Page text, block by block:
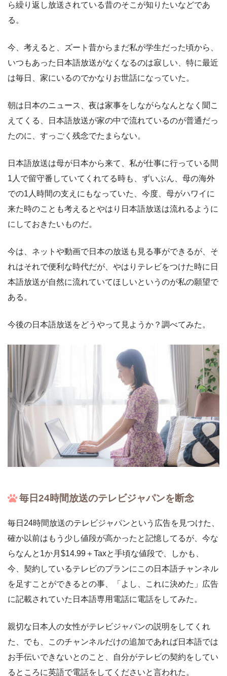
ら繰り返し放送されている昔のそこが知りたいなどであ
る。
今、考えると、ズート昔からまだ私が学生だった頃から、
いつもあった日本語放送がなくなるのは寂しい、特に最近
は毎日、家にいるのでかなりお世話になっていた。
朝は日本のニュース、夜は家事をしながらなんとなく聞こ
えてくる、日本語放送が家の中で流れているのが普通だっ
たのに、すっごく残念でたまらない。
日本語放送は母が日本から来て、私が仕事に行っている間
1人で留守番していてくれてる時も、ずいぶん、母の海外
での1人時間の支えにもなっていた、今度、母がハワイに
来た時のことも考えるとやはり日本語放送は流れるように
にしておきたいものだ。
今は、ネットや動画で日本の放送も見る事ができるが、そ
れはそれで便利な時代だが、やはりテレビをつけた時に日
本語放送が自然に流れていてほしいというのが私の願望で
ある。
今後の日本語放送をどうやって見ようか？調べてみた。
毎日24時間放送のテレビジャパンを断念
毎日24時間放送のテレビジャパンという広告を見つけた、
確か以前はもう少し値段が高かったと記憶してるが、今な
らなんと1か月$14.99＋Taxと手頃な値段で、しかも、
今、契約しているテレビのプランにこの日本語チャンネル
を足すことができるとの事、「よし、これに決めた」広告
に記載されていた日本語専用電話に電話をしてみた。
親切な日本人の女性がテレビジャパンの説明をしてくれ
た、でも、このチャンネルだけの追加であれば日本語では
お手伝いできないとのこと、自分がテレビの契約をしてい
るところに英語で電話をしてくださいと言われた。